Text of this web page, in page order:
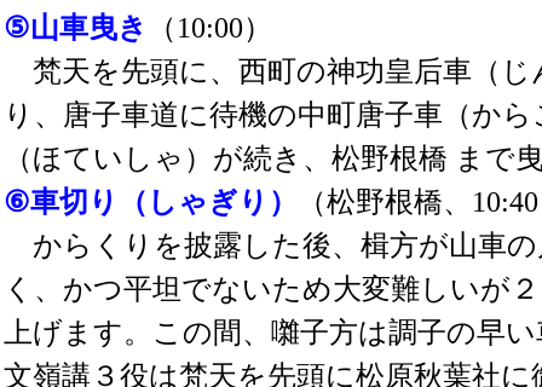
⑤山車曳き
（10:00）
梵天を先頭に、西町の神功皇后車（
り、唐子車道に待機の中町唐子車（か
（ほていしゃ）が続き、松野根橋 まで
⑥車切り（しゃぎり）
（松野根橋、
からくりを披露した後、楫方が山車
く、かつ平坦でないため大変難しいが
上げます。この間、囃子方は調子の早
文嶺講３役は梵天を先頭に松原秋葉社